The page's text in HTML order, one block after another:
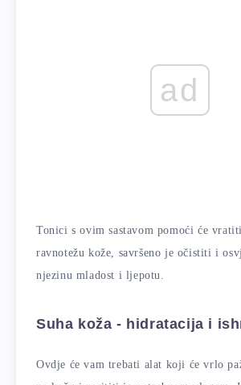
ad
Tonici s ovim sastavom pomoći će
ravnotežu kože, savršeno je očistiti i
njezinu mladost i ljepotu.
Suha koža - hidratacija i
Ovdje će vam trebati alat koji će vrlo